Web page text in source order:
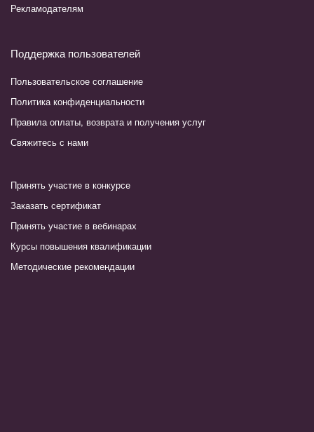
Рекламодателям
Поддержка пользователей
Пользовательское соглашение
Политика конфиденциальности
Правила оплаты, возврата и получения услуг
Свяжитесь с нами
Принять участие в конкурсе
Заказать сертификат
Принять участие в вебинарах
Курсы повышения квалификации
Методические рекомендации